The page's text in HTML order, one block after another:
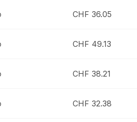
CHF 36.05
CHF 49.13
CHF 38.21
CHF 32.38